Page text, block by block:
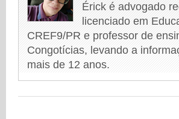
Érick é advogado
licenciado em
CREF9/PR e professor de
Congotícias, levando a
mais de 12 anos.